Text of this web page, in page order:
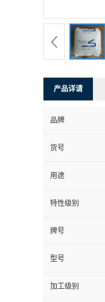
品牌
货号
用途
特性级别
牌号